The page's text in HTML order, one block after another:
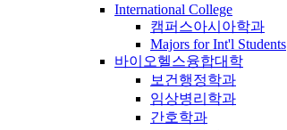
International College
캠퍼스아시아학과
Majors for Int'l Students
바이오헬스융합대학
보건행정학과
임상병리학과
간호학과